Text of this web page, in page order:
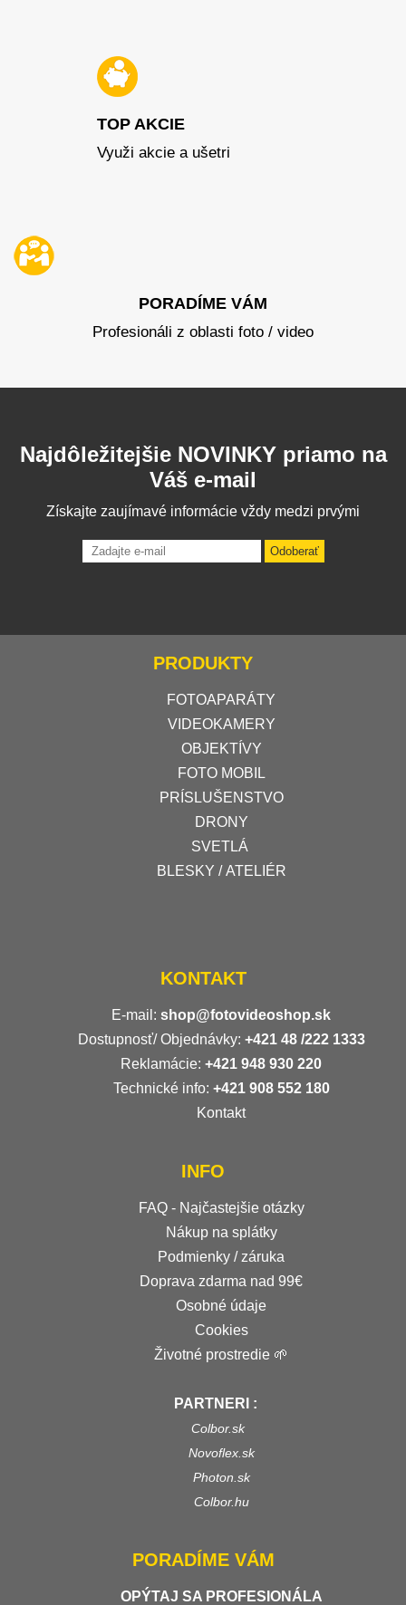
TOP AKCIE
Využi akcie a ušetri
PORADÍME VÁM
Profesionáli z oblasti foto / video
Najdôležitejšie NOVINKY priamo na
Váš e-mail
Získajte zaujímavé informácie vždy medzi prvými
Odoberať
PRODUKTY
FOTOAPARÁTY
VIDEOKAMERY
OBJEKTÍVY
FOTO MOBIL
PRÍSLUŠENSTVO
DRONY
SVETLÁ
BLESKY / ATELIÉR
KONTAKT
E-mail: shop@fotovideoshop.sk
Dostupnosť/ Objednávky: +421 48 /222 1333
Reklamácie: +421 948 930 220
Technické info: +421 908 552 180
Kontakt
INFO
FAQ - Najčastejšie otázky
Nákup na splátky
Podmienky / záruka
Doprava zdarma nad 99€
Osobné údaje
Cookies
Životné prostredie 🌱
PARTNERI :
Colbor.sk
Novoflex.sk
Photon.sk
Colbor.hu
PORADÍME VÁM
OPÝTAJ SA PROFESIONÁLA